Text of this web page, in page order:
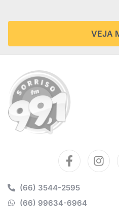
VEJA
(66) 3544-2595
(66) 99634-6964